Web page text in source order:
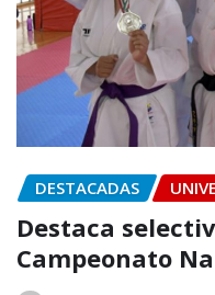
DESTACADAS
Destaca
Campeonato